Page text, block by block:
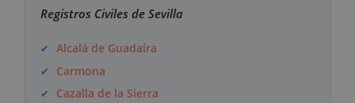
Registros Civiles de Sevilla
Alcalá de Guadaíra
Carmona
Cazalla de la Sierra